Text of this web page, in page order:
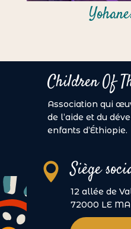
Children Of
Association qui
de l’aide et du
enfants d’Éthiopie.
 Siège
12 allée de
72000 LE